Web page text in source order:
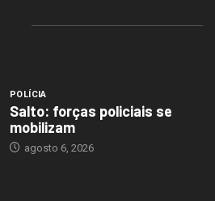
POLÍCIA
Salto: forças policiais se
mobilizam
agosto 6, 2026